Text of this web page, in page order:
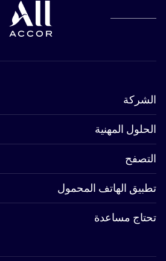
الشركة
الحلول المهنية
التصفح
تطبيق الهاتف المحمول
تحتاج مساعدة